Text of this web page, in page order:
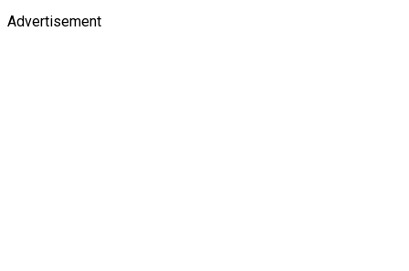
Advertisement